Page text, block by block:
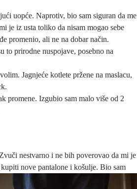
uopće. Naprotiv, bio sam siguran da me
je iz usta toliko da nisam mogao sebe
promenio, ali ne na dobar način.
to prirodne nuspojave, posebno na
Jagnjeće kotlete pržene na maslacu,
promene. Izgubio sam malo više od 2
nestvarno i ne bih poverovao da mi je
nove pantalone i košulje. Bio sam